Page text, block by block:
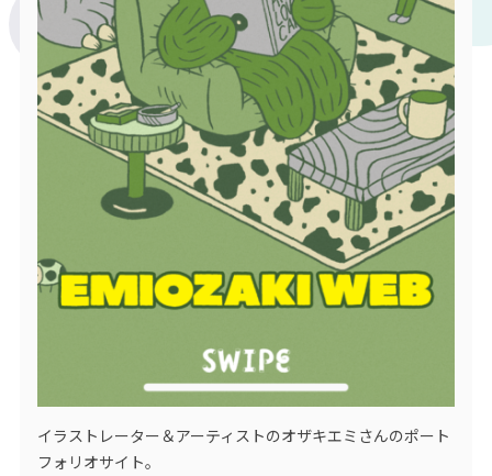
イラストレーター＆アーティストのオザキエミさんのポート
フォリオサイト。